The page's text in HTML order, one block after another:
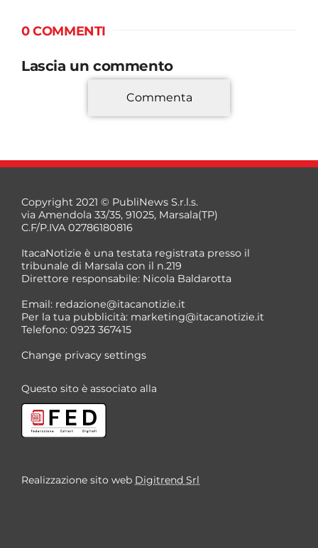
0 COMMENTI
Lascia un commento
*
*
Commenta
Copyright 2021 © PubliNews S.r.l.s.
via Amendola 33/35, 91025, Marsala(TP)
C.F/P.IVA 02786180816
ItacaNotizie è una testata registrata presso il
tribunale di Marsala con il n.219
Direttore responsabile: Nicola Baldarotta
Email: redazione@itacanotizie.it
Per la tua pubblicità: marketing@itacanotizie.it
Telefono: 0923 367415
Change privacy settings
Questo sito è associato alla
Realizzazione sito web Digitrend Srl